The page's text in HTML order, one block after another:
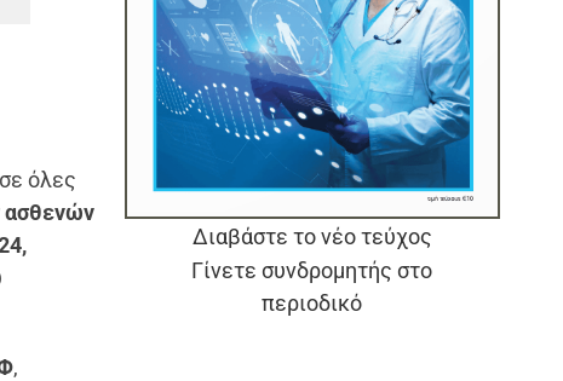
σε όλες
ασθενών
,
Διαβάστε το νέο τεύχος
Γίνετε συνδρομητής στο
περιοδικό